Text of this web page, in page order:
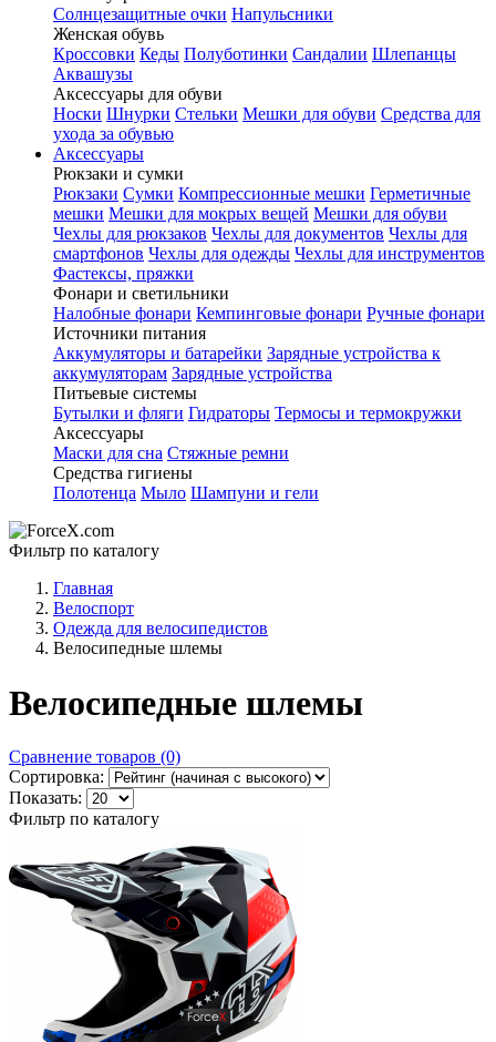
Солнцезащитные очки Напульсники
Женская обувь
Кроссовки Кеды Полуботинки Сандалии Шлепанцы
Аквашузы
Аксессуары для обуви
Носки Шнурки Стельки Мешки для обуви Средства для
ухода за обувью
Аксессуары
Рюкзаки и сумки
Рюкзаки Сумки Компрессионные мешки Герметичные
мешки Мешки для мокрых вещей Мешки для обуви
Чехлы для рюкзаков Чехлы для документов Чехлы для
смартфонов Чехлы для одежды Чехлы для инструментов
Фастексы, пряжки
Фонари и светильники
Налобные фонари Кемпинговые фонари Ручные фонари
Источники питания
Аккумуляторы и батарейки Зарядные устройства к
аккумуляторам Зарядные устройства
Питьевые системы
Бутылки и фляги Гидраторы Термосы и термокружки
Аксессуары
Маски для сна Стяжные ремни
Средства гигиены
Полотенца Мыло Шампуни и гели
Фильтр по каталогу
Главная
Велоспорт
Одежда для велосипедистов
Велосипедные шлемы
Велосипедные шлемы
Сравнение товаров (0)
Сортировка:
Показать:
Фильтр по каталогу